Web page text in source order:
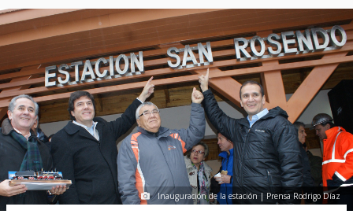
Inauguración de la estación | Prensa Rodrigo Díaz